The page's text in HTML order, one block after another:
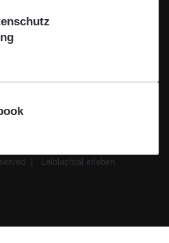
|
Leiblachtal erleben